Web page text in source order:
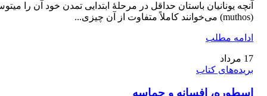
آنچه يونانيان باستان ‌حداقل در مرحلۀ ابتدايی تمدن خود آن را
(muthos) می‌خوانند كاملاً متفاوت از آن چيزی...
ادامه مطلب
17 مرداد
بریده‌های کتاب
اسطوره، افسانه و حماسه